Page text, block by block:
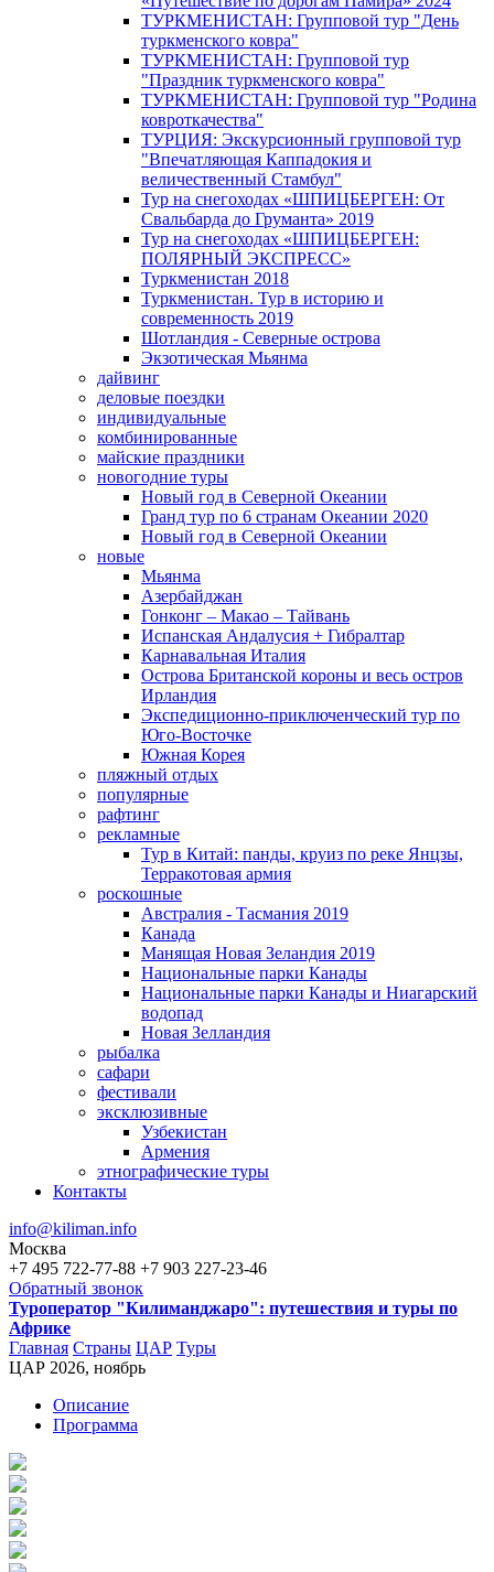
ТУРКМЕНИСТАН: Групповой тур "День
туркменского ковра"
ТУРКМЕНИСТАН: Групповой тур
"Праздник туркменского ковра"
ТУРКМЕНИСТАН: Групповой тур "Родина
ковроткачества"
ТУРЦИЯ: Экскурсионный групповой тур
"Впечатляющая Каппадокия и
величественный Стамбул"
Тур на снегоходах «ШПИЦБЕРГЕН: От
Свальбарда до Груманта» 2019
Тур на снегоходах «ШПИЦБЕРГЕН:
ПОЛЯРНЫЙ ЭКСПРЕСС»
Туркменистан 2018
Туркменистан. Тур в историю и
современность 2019
Шотландия - Северные острова
Экзотическая Мьянма
дайвинг
деловые поездки
индивидуальные
комбинированные
майские праздники
новогодние туры
Новый год в Северной Океании
Гранд тур по 6 странам Океании 2020
Новый год в Северной Океании
новые
Мьянма
Азербайджан
Гонконг – Макао – Тайвань
Испанская Андалусия + Гибралтар
Карнавальная Италия
Острова Британской короны и весь остров
Ирландия
Экспедиционно-приключенческий тур по
Юго-Восточке
Южная Корея
пляжный отдых
популярные
рафтинг
рекламные
Тур в Китай: панды, круиз по реке Янцзы,
Терракотовая армия
роскошные
Австралия - Тасмания 2019
Канада
Манящая Новая Зеландия 2019
Национальные парки Канады
Национальные парки Канады и Ниагарский
водопад
Новая Зелландия
рыбалка
сафари
фестивали
эксклюзивные
Узбекистан
Армения
этнографические туры
Контакты
info@kiliman.info
Москва
+7 495 722-77-88 +7 903 227-23-46
Обратный звонок
Туроператор "Килиманджаро": путешествия и туры по
Африке
Вы здесь
Главная Страны ЦАР Туры
ЦАР 2026, ноябрь
Описание
Программа